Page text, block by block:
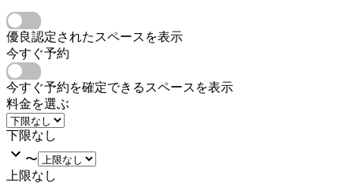
優良認定されたスペースを表示
今すぐ予約
今すぐ予約を確定できるスペースを表示
料金を選ぶ
下限なし
〜
上限なし